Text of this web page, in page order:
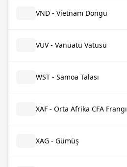
VND - Vietnam Dongu
VUV - Vanuatu Vatusu
WST - Samoa Talası
XAF - Orta Afrika CFA Frangı
XAG - Gümüş